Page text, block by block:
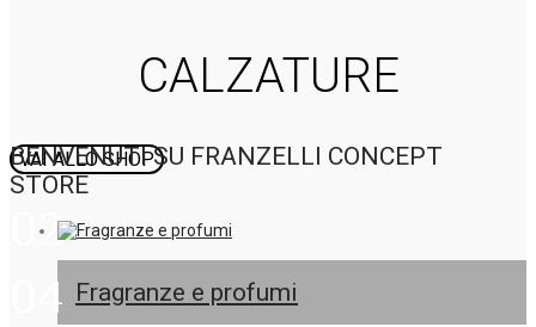
CALZATURE
VAI ALLO SHOP
02
04
BENVENUTI SU FRANZELLI CONCEPT
STORE
Fragranze e profumi